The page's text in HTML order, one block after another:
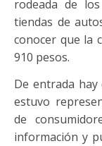
rodeada de
tiendas de
conocer que la
910 pesos.
De entrada
estuvo
de
información y